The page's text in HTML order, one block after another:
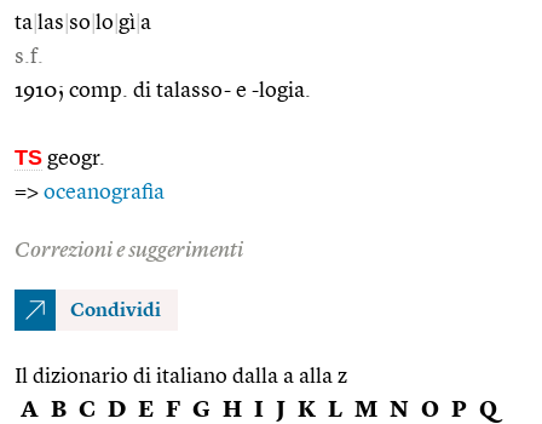
ta las so lo gì a
s.f.
1910; comp. di talasso- e -logia.
TS geogr.
=> oceanografia
Correzioni e suggerimenti
Condividi
Il dizionario di italiano dalla a alla z
A B C D E F G H I J K L M N O P Q